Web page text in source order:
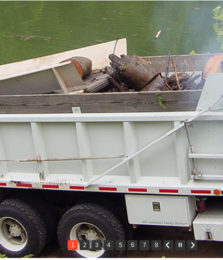
1 2 3 4 5 6 7 8